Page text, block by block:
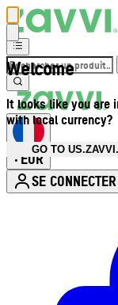
Welcome
It looks like you are
with local currency?
GO TO
• EUR
SE CONNECTER